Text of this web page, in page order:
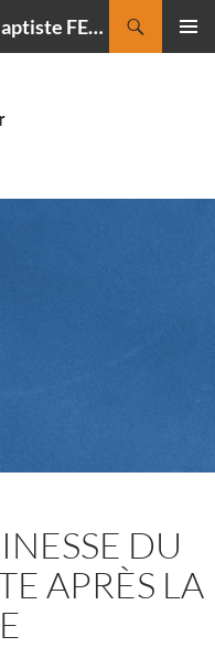
CIELMANIA : le blog de Jean-Baptiste FELDMANN, photographe du ciel
DU
APRÈS LA